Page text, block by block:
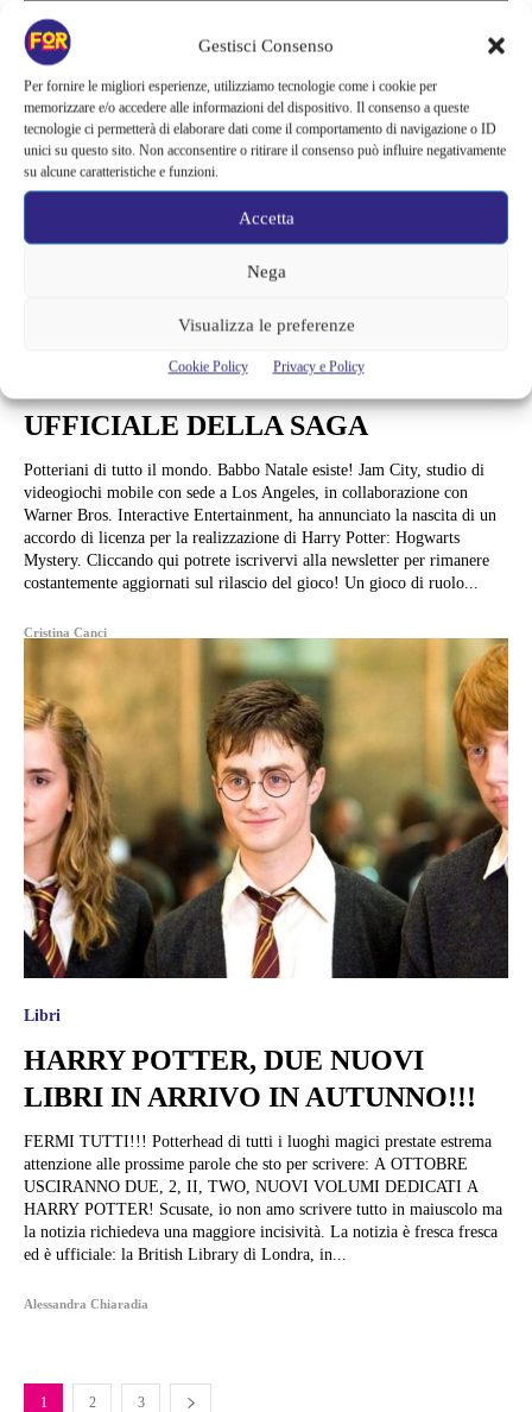
Gestisci Consenso
Per fornire le migliori esperienze, utilizziamo tecnologie come i cookie per
memorizzare e/o accedere alle informazioni del dispositivo. Il consenso a queste
tecnologie ci permetterà di elaborare dati come il comportamento di navigazione o ID
unici su questo sito. Non acconsentire o ritirare il consenso può influire negativamente
su alcune caratteristiche e funzioni.
Accetta
Nega
Visualizza le preferenze
Cookie Policy Privacy e Policy
UFFICIALE DELLA SAGA
Potteriani di tutto il mondo. Babbo Natale esiste! Jam City, studio di
videogiochi mobile con sede a Los Angeles, in collaborazione con
Warner Bros. Interactive Entertainment, ha annunciato la nascita di un
accordo di licenza per la realizzazione di Harry Potter: Hogwarts
Mystery. Cliccando qui potrete iscrivervi alla newsletter per rimanere
costantemente aggiornati sul rilascio del gioco! Un gioco di ruolo...
Cristina Canci
Libri
HARRY POTTER, DUE NUOVI
LIBRI IN ARRIVO IN AUTUNNO!!!
FERMI TUTTI!!! Potterhead di tutti i luoghi magici prestate estrema
attenzione alle prossime parole che sto per scrivere: A OTTOBRE
USCIRANNO DUE, 2, II, TWO, NUOVI VOLUMI DEDICATI A
HARRY POTTER! Scusate, io non amo scrivere tutto in maiuscolo ma
la notizia richiedeva una maggiore incisività. La notizia è fresca fresca
ed è ufficiale: la British Library di Londra, in...
Alessandra Chiaradia
1 2 3